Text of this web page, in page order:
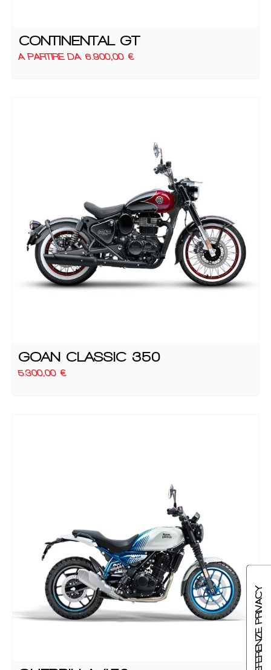
CONTINENTAL GT
A PARTIRE DA6.900,00€
GOAN CLASSIC 350
5.300,00€